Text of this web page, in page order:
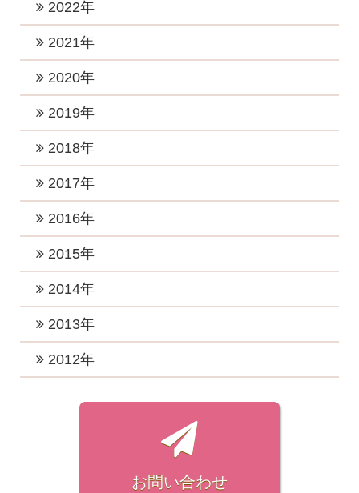
2026年3月 (1)
2026年2月 (1)
2025年8月 (1)
2025年6月 (2)
2025年5月 (1)
2025年2月 (2)
2025年1月 (2)
2024年10月 (1)
2024年9月 (2)
2024年8月 (1)
2024年6月 (3)
2024年4月 (2)
2024年3月 (2)
2024年2月 (1)
2023年12月 (1)
2023年8月 (2)
2023年7月 (2)
2023年5月 (1)
2023年4月 (2)
2023年2月 (2)
2023年1月 (5)
2022年
2022年12月 (1)
2022年10月 (1)
2022年8月 (1)
2022年7月 (4)
2022年6月 (1)
2022年4月 (1)
2022年3月 (1)
2022年2月 (2)
2022年1月 (2)
2021年
2021年11月 (4)
2021年8月 (2)
2021年7月 (1)
2021年6月 (4)
2021年5月 (1)
2021年2月 (2)
2021年1月 (3)
2020年
2020年12月 (2)
2020年10月 (2)
2020年8月 (3)
2020年7月 (2)
2020年5月 (2)
2020年3月 (4)
2020年2月 (1)
2020年1月 (4)
2019年
2019年12月 (2)
2019年10月 (3)
2019年7月 (3)
2019年5月 (1)
2019年4月 (2)
2019年2月 (4)
2019年1月 (3)
2018年
2018年12月 (2)
2018年10月 (1)
2018年8月 (3)
2018年7月 (1)
2018年6月 (2)
2018年4月 (2)
2018年3月 (3)
2017年
2017年12月 (3)
2017年10月 (4)
2017年9月 (4)
2017年8月 (3)
2017年7月 (6)
2017年5月 (6)
2016年
2016年12月 (4)
2016年10月 (4)
2016年9月 (3)
2016年8月 (3)
2015年
2015年12月 (2)
2015年10月 (1)
2015年9月 (1)
2014年
2014年12月 (2)
2014年4月 (1)
2014年3月 (2)
2013年
2013年11月 (1)
2012年
お問い合わせ